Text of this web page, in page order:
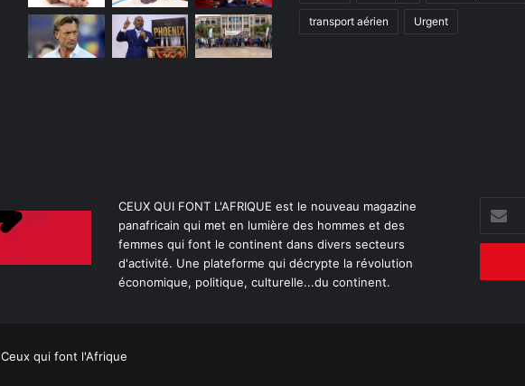
transport aérien Urgent
CEUX QUI FONT L'AFRIQUE est le nouveau magazine
panafricain qui met en lumière des hommes et des
femmes qui font le continent dans divers secteurs
d'activité. Une plateforme qui décrypte la révolution
économique, politique, culturelle...du continent.
votre
adresse
Ceux qui font l'Afrique